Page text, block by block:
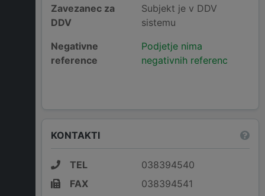
Zavezanec za
DDV
Subjekt je v DDV
sistemu
Negativne
reference
Podjetje nima
negativnih referenc
KONTAKTI
TEL
038394540
FAX
038394541